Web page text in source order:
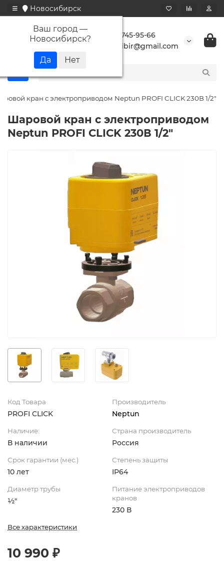
Новосибирск
Ваш город —
Новосибирск?
+7 923 745-95-66
buransibir@gmail.com
кран с электроприводом Neptun PROFI CLICK 230В 1/2"
Шаровой кран с электроприводом
Neptun PROFI CLICK 230В 1/2"
Код Товара
PROFI CLICK
Производитель
Neptun
Наличие:
В наличии
Страна производитель
Россия
Срок гарантии (мес.)
10 лет
Степень защиты
IP64
Диаметр трубы
½"
Питание электроприводов
кранов
230 В
Все характеристики
10 990 ₽